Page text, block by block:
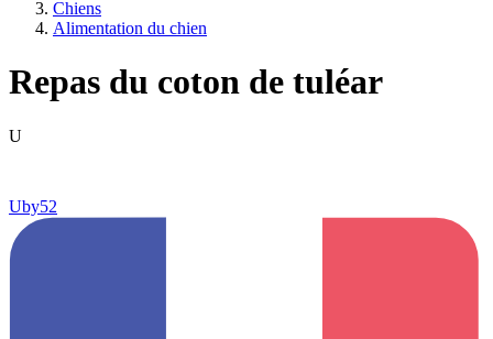
Chiens
Alimentation du chien
Repas du coton de tuléar
U
Uby52